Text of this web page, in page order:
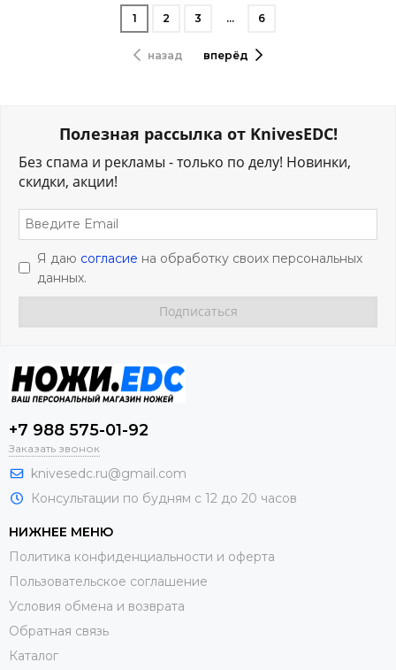
назад
1 2 3 … 6
вперёд
Полезная рассылка от KnivesEDC!
Без спама и рекламы - только по делу! Новинки,
скидки, акции!
Я даю согласие на обработку своих персональных
данных.
+7 988 575-01-92
Заказать звонок
knivesedc.ru@gmail.com
Консультации по будням с 12 до 20 часов
НИЖНЕЕ МЕНЮ
Политика конфиденциальности и оферта
Пользовательское соглашение
Условия обмена и возврата
Обратная связь
Каталог